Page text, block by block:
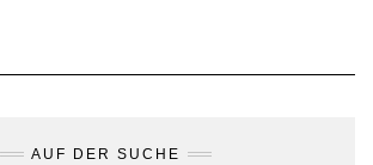
AUF DER SUCHE